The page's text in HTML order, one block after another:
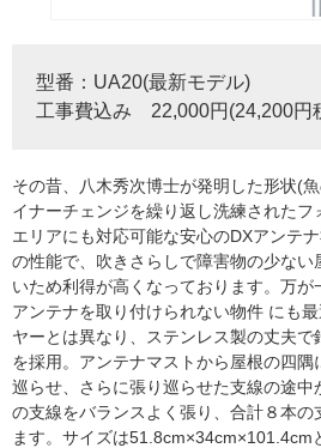
型番：UA20(最新モデル)
工事費込み 22,000円(24,200円
その昔、八木秀次博士が発明した形状(
イナーチェンジを繰り返し洗練された
エリアにも対応可能な安心のDXアンテ
の性能で、吹きさらしで障害物の少ない
いため利得が高くなっております。万
アンテナを取り付けられない物件 にも
ヤーとは異なり、ステンレス製の丈夫
を採用。アンテナマストから屋根の四隅
巡らせ、さらに張り巡らせた支線の途中
の支線をバランスよく張り、合計８本の
ます。サイズは51.8cm×34cm×101.4cm